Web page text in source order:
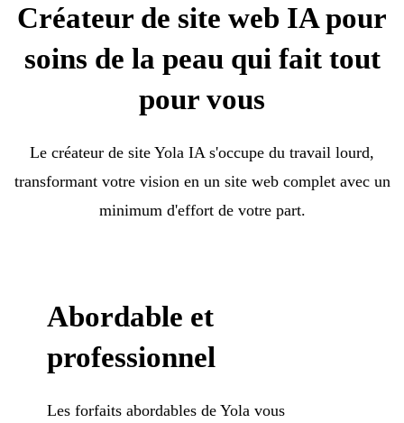
Créateur de site web IA pour
soins de la peau qui fait tout
pour vous
Le créateur de site Yola IA s'occupe du travail lourd,
transformant votre vision en un site web complet avec un
minimum d'effort de votre part.
Abordable et
professionnel
Les forfaits abordables de Yola vous